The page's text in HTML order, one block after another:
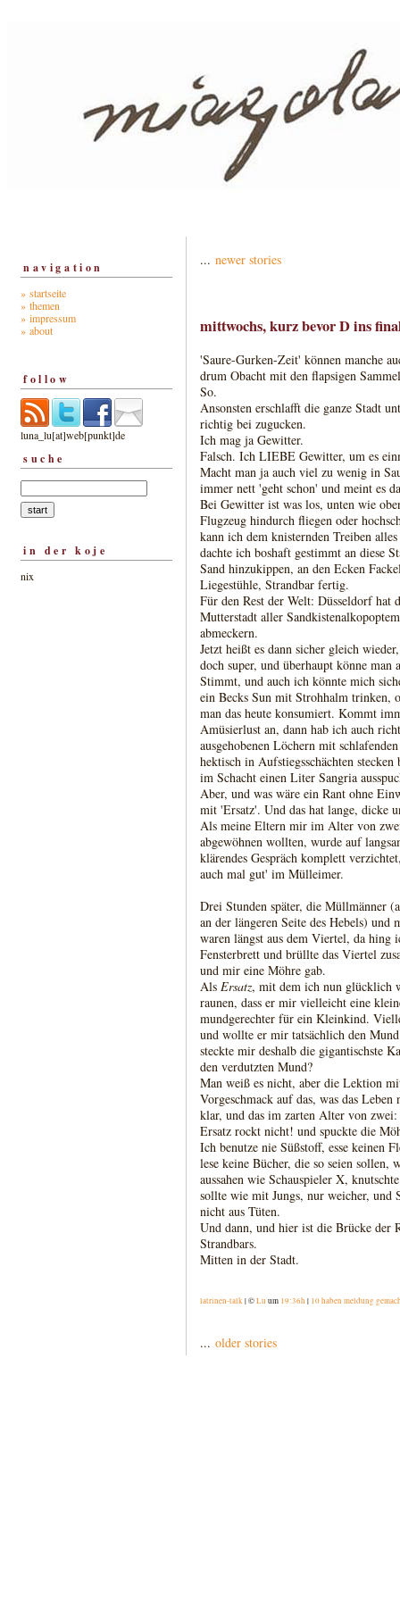
navigation
» startseite
» themen
» impressum
» about
follow
luna_lu[at]web[punkt]de
suche
in der koje
nix
... newer stories
mittwochs, kurz bevor D ins
'Saure-Gurken-Zeit' können manche
drum Obacht mit den flapsigen
So.
Ansonsten erschlafft die ganze Stadt
richtig bei zugucken.
Ich mag ja Gewitter.
Falsch. Ich LIEBE Gewitter, um es
Macht man ja auch viel zu wenig in
immer nett 'geht schon' und meint es
Bei Gewitter ist was los, unten wie
Flugzeug hindurch fliegen oder
kann ich dem knisternden Treiben
dachte ich boshaft gestimmt an diese
Sand hinzukippen, an den Ecken
Liegestühle, Strandbar fertig.
Für den Rest der Welt: Düsseldorf hat
Mutterstadt aller
abmeckern.
Jetzt heißt es dann sicher gleich
doch super, und überhaupt könne man
Stimmt, und auch ich könnte mich
ein Becks Sun mit Strohhalm trinken,
man das heute konsumiert. Kommt
Amüsierlust an, dann hab ich auch
ausgehobenen Löchern mit
hektisch in Aufstiegsschächten
im Schacht einen Liter Sangria
Aber, und was wäre ein Rant ohne
mit 'Ersatz'. Und das hat lange, dicke
Als meine Eltern mir im Alter von
abgewöhnen wollten, wurde auf
klärendes Gespräch komplett
auch mal gut' im Mülleimer.
Drei Stunden später, die Müllmänner
an der längeren Seite des Hebels)
waren längst aus dem Viertel, da
Fensterbrett und brüllte das Viertel
und mir eine Möhre gab.
Als Ersatz, mit dem ich nun glücklich
raunen, dass er mir vielleicht eine
mundgerechter für ein Kleinkind.
und wollte er mir tatsächlich den
steckte mir deshalb die gigantischste
den verdutzten Mund?
Man weiß es nicht, aber die Lektion
Vorgeschmack auf das, was das
klar, und das im zarten Alter von zwei:
Ersatz rockt nicht! und spuckte die
Ich benutze nie Süßstoff, esse keinen
lese keine Bücher, die so seien
aussahen wie Schauspieler X,
sollte wie mit Jungs, nur weicher, und
nicht aus Tüten.
Und dann, und hier ist die Brücke der
Strandbars.
Mitten in der Stadt.
latrinen-talk| ©Lu um 19:36h | 10 haben meldung
... older stories